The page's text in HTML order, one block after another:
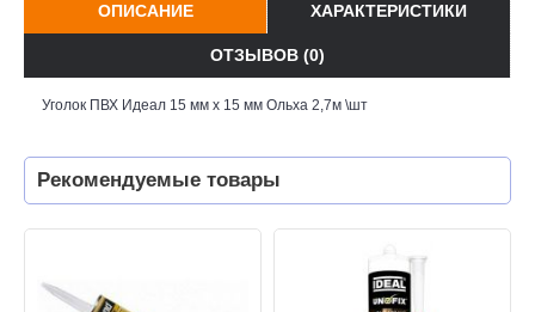
ОПИСАНИЕ ХАРАКТЕРИСТИКИ
ОТЗЫВОВ (0)
Уголок ПВХ Идеал 15 мм х 15 мм Ольха 2,7м \шт
Рекомендуемые товары